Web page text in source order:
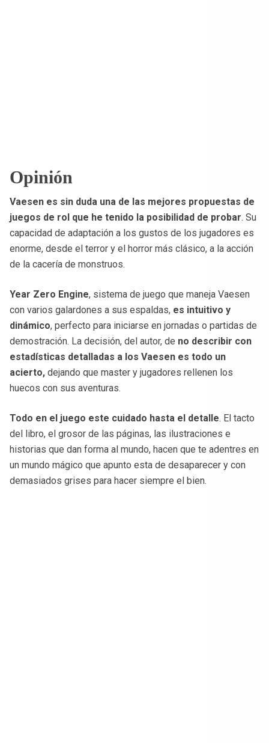
Opinión
Vaesen es sin duda una de las mejores propuestas de
juegos de rol que he tenido la posibilidad de probar. Su
capacidad de adaptación a los gustos de los jugadores es
enorme, desde el terror y el horror más clásico, a la acción
de la cacería de monstruos.
Year Zero Engine, sistema de juego que maneja Vaesen
con varios galardones a sus espaldas, es intuitivo y
dinámico, perfecto para iniciarse en jornadas o partidas de
demostración. La decisión, del autor, de no describir con
estadísticas detalladas a los Vaesen es todo un
acierto, dejando que master y jugadores rellenen los
huecos con sus aventuras.
Todo en el juego este cuidado hasta el detalle. El tacto
del libro, el grosor de las páginas, las ilustraciones e
historias que dan forma al mundo, hacen que te adentres en
un mundo mágico que apunto esta de desaparecer y con
demasiados grises para hacer siempre el bien.